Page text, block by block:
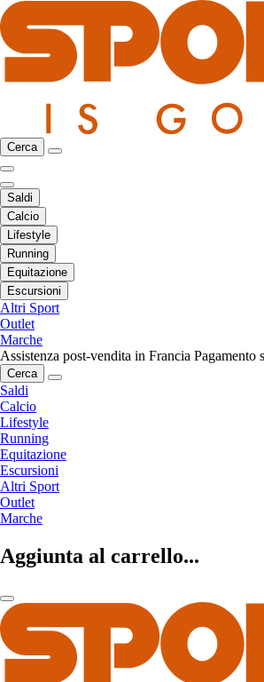
Cerca
Saldi
Calcio
Lifestyle
Running
Equitazione
Escursioni
Altri Sport
Outlet
Marche
Assistenza post-vendita in Francia Pagamento
Cerca
Saldi
Calcio
Lifestyle
Running
Equitazione
Escursioni
Altri Sport
Outlet
Marche
Aggiunta al carrello...